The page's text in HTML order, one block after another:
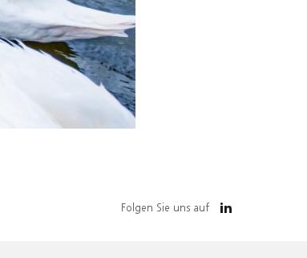
Folgen Sie uns auf